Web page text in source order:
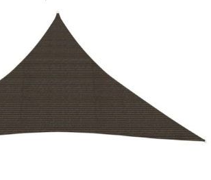
В наличност: 9 бр.
Време за доставка: 5 до 9 дни
до адрес при плащане по банков път